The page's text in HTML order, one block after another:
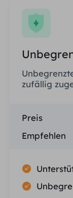
zufällig
Preis
Empfehlen